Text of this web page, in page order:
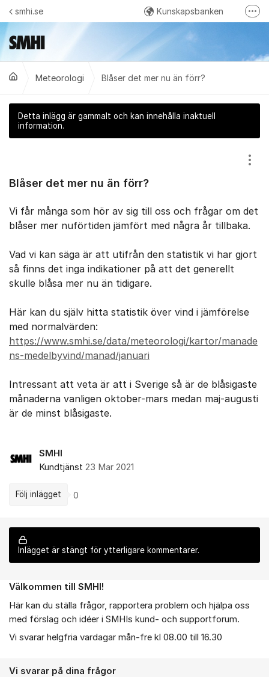
Hoppa till innehåll
smhi.se Kunskapsbanken
Kontakt
Öppna data - Meteorologi
Öppna data - Oceanografi
SMHI på Facebook
Meteorologi Blåser det mer nu än förr?
Detta inlägg är gammalt och kan innehålla inaktuell
information.
Blåser det mer nu än förr?
Vi får många som hör av sig till oss och frågar om det
blåser mer nuförtiden jämfört med några år tillbaka.
Vad vi kan säga är att utifrån den statistik vi har gjort
så finns det inga indikationer på att det generellt
skulle blåsa mer nu än tidigare.
Här kan du själv hitta statistik över vind i jämförelse
med normalvärden:
https://www.smhi.se/data/meteorologi/kartor/manade
ns-medelbyvind/manad/januari
Intressant att veta är att i Sverige så är de blåsigaste
månaderna vanligen oktober-mars medan maj-augusti
är de minst blåsigaste.
SMHI
Kundtjänst 23 Mar 2021
Följ inlägget 0
Inlägget är stängt för ytterligare kommentarer.
Om forumet
Välkommen till SMHI!
Här kan du ställa frågor, rapportera problem och hjälpa oss
med förslag och idéer i SMHIs kund- och supportforum.
Vi svarar helgfria vardagar mån-fre kl 08.00 till 16.30
Vi svarar på dina frågor